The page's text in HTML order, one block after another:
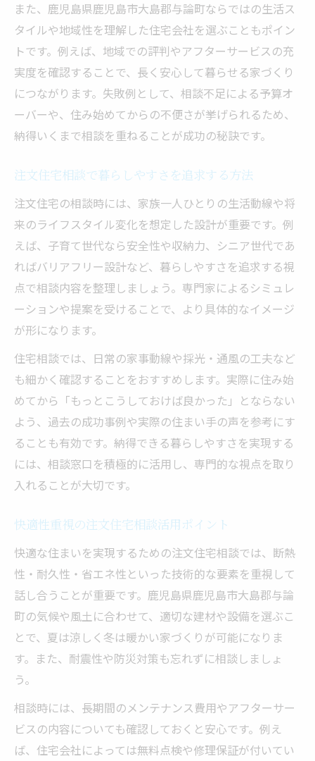
また、鹿児島県鹿児島市大島郡与論町ならではの生活ス
タイルや地域性を理解した住宅会社を選ぶこともポイン
トです。例えば、地域での評判やアフターサービスの充
実度を確認することで、長く安心して暮らせる家づくり
につながります。失敗例として、相談不足による予算オ
ーバーや、住み始めてからの不便さが挙げられるため、
納得いくまで相談を重ねることが成功の秘訣です。
注文住宅相談で暮らしやすさを追求する方法
注文住宅の相談時には、家族一人ひとりの生活動線や将
来のライフスタイル変化を想定した設計が重要です。例
えば、子育て世代なら安全性や収納力、シニア世代であ
ればバリアフリー設計など、暮らしやすさを追求する視
点で相談内容を整理しましょう。専門家によるシミュレ
ーションや提案を受けることで、より具体的なイメージ
が形になります。
住宅相談では、日常の家事動線や採光・通風の工夫など
も細かく確認することをおすすめします。実際に住み始
めてから「もっとこうしておけば良かった」とならない
よう、過去の成功事例や実際の住まい手の声を参考にす
ることも有効です。納得できる暮らしやすさを実現する
には、相談窓口を積極的に活用し、専門的な視点を取り
入れることが大切です。
快適性重視の注文住宅相談活用ポイント
快適な住まいを実現するための注文住宅相談では、断熱
性・耐久性・省エネ性といった技術的な要素を重視して
話し合うことが重要です。鹿児島県鹿児島市大島郡与論
町の気候や風土に合わせて、適切な建材や設備を選ぶこ
とで、夏は涼しく冬は暖かい家づくりが可能になりま
す。また、耐震性や防災対策も忘れずに相談しましょ
う。
相談時には、長期間のメンテナンス費用やアフターサー
ビスの内容についても確認しておくと安心です。例え
ば、住宅会社によっては無料点検や修理保証が付いてい